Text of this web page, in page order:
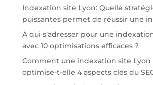
Indexation site Lyon: Quelle
puissantes permet de réussir une
À qui s’adresser pour une
avec 10 optimisations efficaces ?
Comment une indexation site Lyon
optimise-t-elle 4 aspects clés du